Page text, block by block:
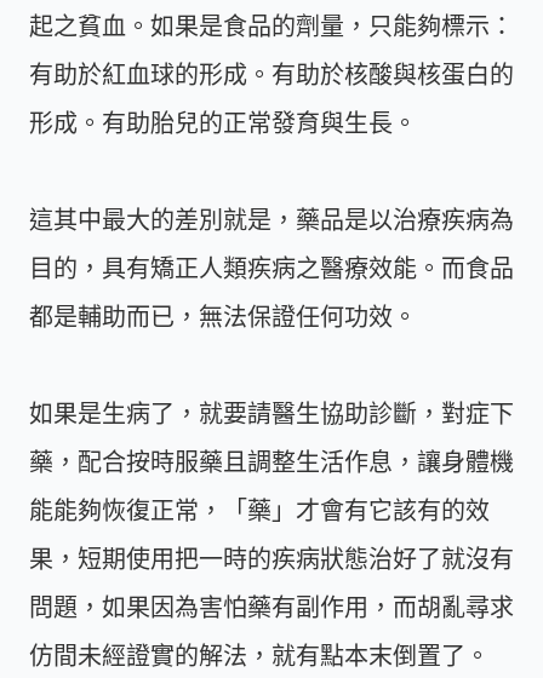
起之貧血。如果是食品的劑量，只能夠標示：
有助於紅血球的形成。有助於核酸與核蛋白的
形成。有助胎兒的正常發育與生長。
這其中最大的差別就是，藥品是以治療疾病為
目的，具有矯正人類疾病之醫療效能。而食品
都是輔助而已，無法保證任何功效。
如果是生病了，就要請醫生協助診斷，對症下
藥，配合按時服藥且調整生活作息，讓身體機
能能夠恢復正常，「藥」才會有它該有的效
果，短期使用把一時的疾病狀態治好了就沒有
問題，如果因為害怕藥有副作用，而胡亂尋求
仿間未經證實的解法，就有點本末倒置了。